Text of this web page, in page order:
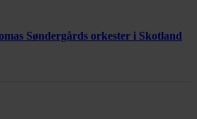
Søndergårds orkester i Skotland